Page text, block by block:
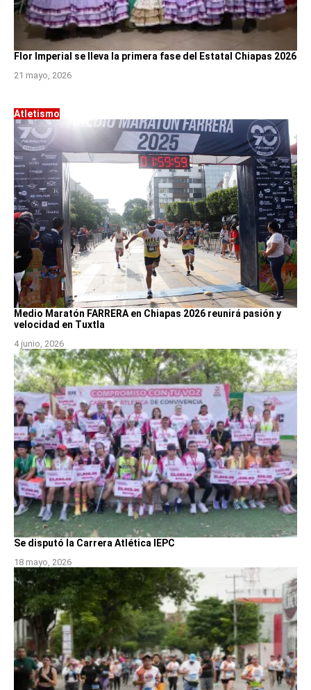
Flor Imperial se lleva la primera fase del Estatal Chiapas 2026
21 mayo, 2026
Atletismo
Medio Maratón FARRERA en Chiapas 2026 reunirá pasión y
velocidad en Tuxtla
4 junio, 2026
Se disputó la Carrera Atlética IEPC
18 mayo, 2026